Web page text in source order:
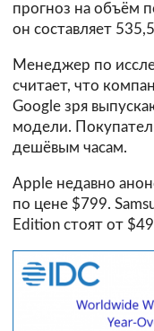
прогноз на объём
он составляет
Менеджер по
считает, что
Google зря
модели.
дешёвым часам.
Apple недавно
по цене $799.
Edition стоят от